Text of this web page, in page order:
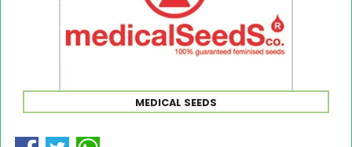
MEDICAL SEEDS